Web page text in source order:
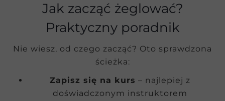
Jak zacząć żeglować?
Praktyczny poradnik
Nie wiesz, od czego zacząć? Oto sprawdzona
ścieżka:
Zapisz się na kurs – najlepiej z
doświadczonym instruktorem